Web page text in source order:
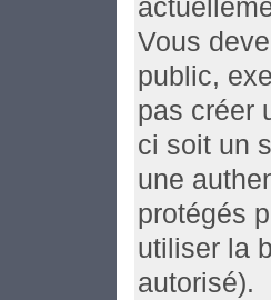
Vous
public,
pas créer
ci soit un
une
protégés
utiliser la
autorisé).